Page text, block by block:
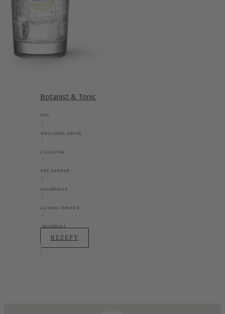
Botanist & Tonic
GIN
WELCOME DRINK
5 O'CLOCK
PRE DINNER
HIGHBALLS
CLASSIC DRINKS
HIGHBALL
REZEPT